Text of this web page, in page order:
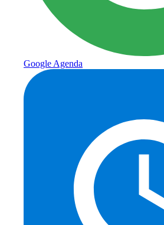
Google Agenda